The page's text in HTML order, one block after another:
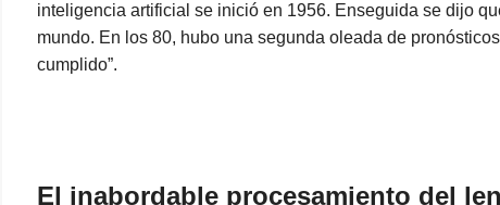
inteligencia artificial se inició en 1956. Enseguida se dijo
mundo. En los 80, hubo una segunda oleada de
cumplido”.
El inabordable procesamiento del